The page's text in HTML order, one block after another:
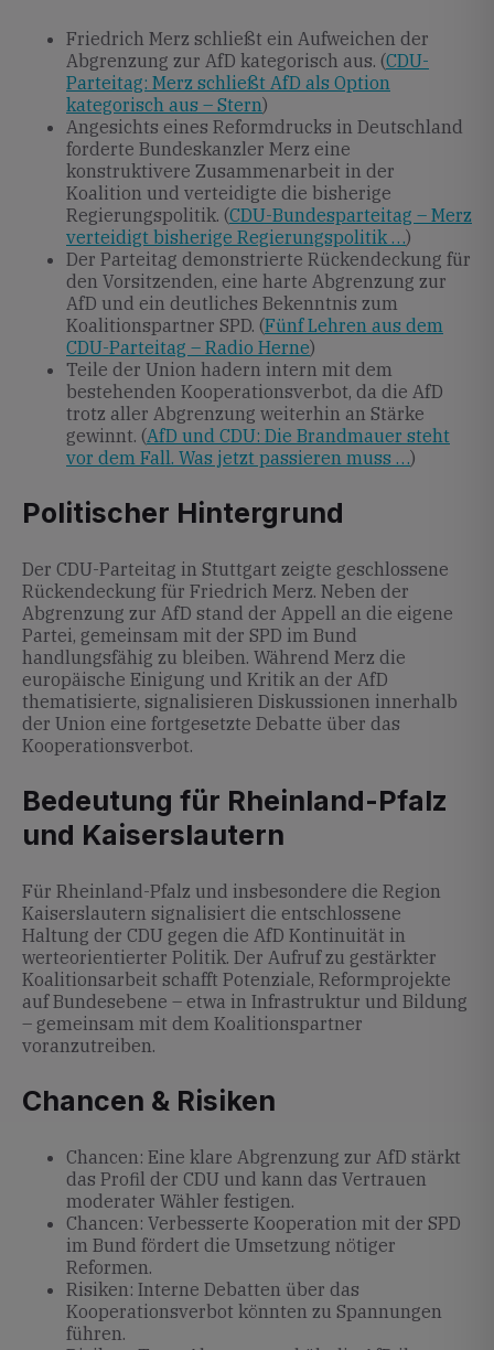
Friedrich Merz schließt ein Aufweichen der
Abgrenzung zur AfD kategorisch aus. (CDU-
Parteitag: Merz schließt AfD als Option
kategorisch aus – Stern)
Angesichts eines Reformdrucks in Deutschland
forderte Bundeskanzler Merz eine
konstruktivere Zusammenarbeit in der
Koalition und verteidigte die bisherige
Regierungspolitik. (CDU-Bundesparteitag – Merz
verteidigt bisherige Regierungspolitik …)
Der Parteitag demonstrierte Rückendeckung für
den Vorsitzenden, eine harte Abgrenzung zur
AfD und ein deutliches Bekenntnis zum
Koalitionspartner SPD. (Fünf Lehren aus dem
CDU-Parteitag – Radio Herne)
Teile der Union hadern intern mit dem
bestehenden Kooperationsverbot, da die AfD
trotz aller Abgrenzung weiterhin an Stärke
gewinnt. (AfD und CDU: Die Brandmauer steht
vor dem Fall. Was jetzt passieren muss …)
Politischer Hintergrund
Der CDU-Parteitag in Stuttgart zeigte geschlossene
Rückendeckung für Friedrich Merz. Neben der
Abgrenzung zur AfD stand der Appell an die eigene
Partei, gemeinsam mit der SPD im Bund
handlungsfähig zu bleiben. Während Merz die
europäische Einigung und Kritik an der AfD
thematisierte, signalisieren Diskussionen innerhalb
der Union eine fortgesetzte Debatte über das
Kooperationsverbot.
Bedeutung für Rheinland-Pfalz
und Kaiserslautern
Für Rheinland-Pfalz und insbesondere die Region
Kaiserslautern signalisiert die entschlossene
Haltung der CDU gegen die AfD Kontinuität in
werteorientierter Politik. Der Aufruf zu gestärkter
Koalitionsarbeit schafft Potenziale, Reformprojekte
auf Bundesebene – etwa in Infrastruktur und Bildung
– gemeinsam mit dem Koalitionspartner
voranzutreiben.
Chancen & Risiken
Chancen: Eine klare Abgrenzung zur AfD stärkt
das Profil der CDU und kann das Vertrauen
moderater Wähler festigen.
Chancen: Verbesserte Kooperation mit der SPD
im Bund fördert die Umsetzung nötiger
Reformen.
Risiken: Interne Debatten über das
Kooperationsverbot könnten zu Spannungen
führen.